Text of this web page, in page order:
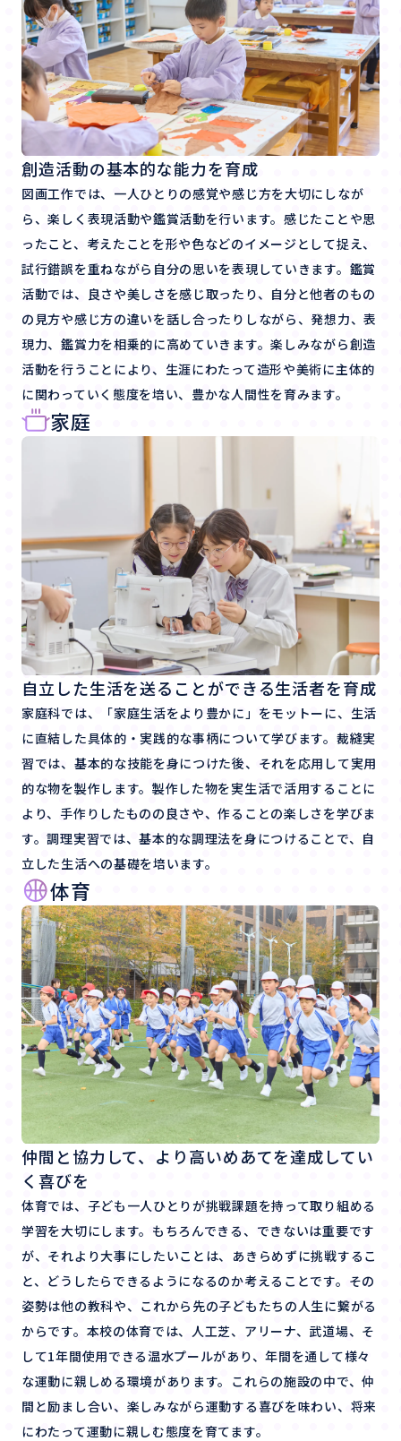
創造活動の基本的な能力を育成
図画工作では、一人ひとりの感覚や感じ方を大切にしなが
ら、楽しく表現活動や鑑賞活動を行います。感じたことや思
ったこと、考えたことを形や色などのイメージとして捉え、
試行錯誤を重ねながら自分の思いを表現していきます。鑑賞
活動では、良さや美しさを感じ取ったり、自分と他者のもの
の見方や感じ方の違いを話し合ったりしながら、発想力、表
現力、鑑賞力を相乗的に高めていきます。楽しみながら創造
活動を行うことにより、生涯にわたって造形や美術に主体的
に関わっていく態度を培い、豊かな人間性を育みます。
家庭
自立した生活を送ることができる生活者を育成
家庭科では、「家庭生活をより豊かに」をモットーに、生活
に直結した具体的・実践的な事柄について学びます。裁縫実
習では、基本的な技能を身につけた後、それを応用して実用
的な物を製作します。製作した物を実生活で活用することに
より、手作りしたものの良さや、作ることの楽しさを学びま
す。調理実習では、基本的な調理法を身につけることで、自
立した生活への基礎を培います。
体育
仲間と協力して、より高いめあてを達成してい
く喜びを
体育では、子ども一人ひとりが挑戦課題を持って取り組める
学習を大切にします。もちろんできる、できないは重要です
が、それより大事にしたいことは、あきらめずに挑戦するこ
と、どうしたらできるようになるのか考えることです。その
姿勢は他の教科や、これから先の子どもたちの人生に繋がる
からです。本校の体育では、人工芝、アリーナ、武道場、そ
して1年間使用できる温水プールがあり、年間を通して様々
な運動に親しめる環境があります。これらの施設の中で、仲
間と励まし合い、楽しみながら運動する喜びを味わい、将来
にわたって運動に親しむ態度を育てます。